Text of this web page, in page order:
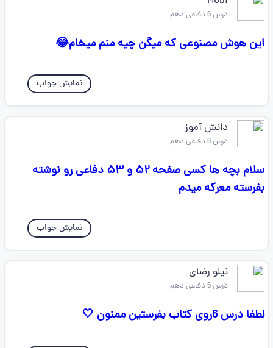
درس 6 دفاعی دهم
این هوش مصنوعی که میگن چیه منم میخام😂
نمایش جواب
دانش آموز
درس 6 دفاعی دهم
سلام بچه ها کسی صفحه ۵۲ و ۵۳ دفاعی رو نوشته
بفرسته معرکه میدم
نمایش جواب
نیلو رضای
درس 6 دفاعی دهم
لطفا درس 6روی کتاب بفرستین ممنون 🤍